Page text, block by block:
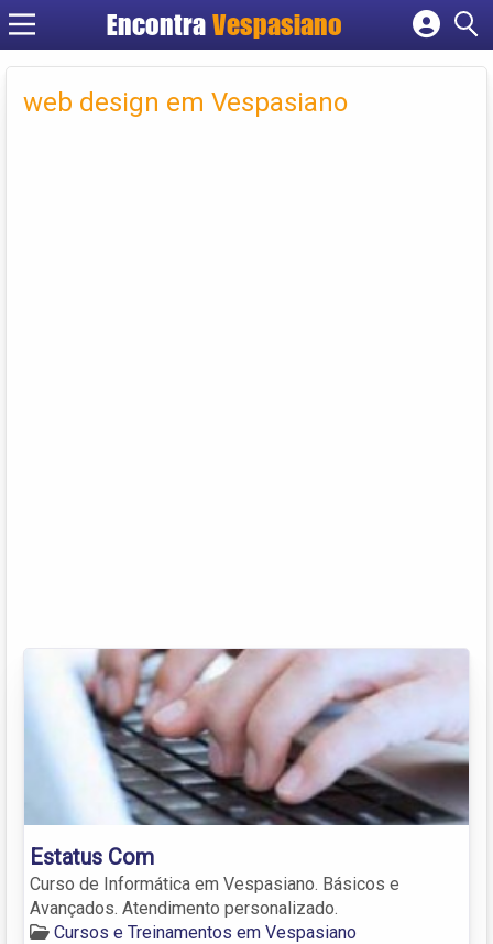
Encontra Vespasiano
Cadastrar empresa
Criar conta
web design em Vespasiano
Estatus Com
Curso de Informática em Vespasiano. Básicos e
Avançados. Atendimento personalizado.
Cursos e Treinamentos em Vespasiano